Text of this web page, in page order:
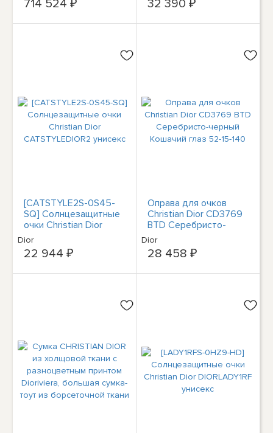
714 524 ₽ 32 390 ₽
[CATSTYLE2S-0S45-
SQ] Солнцезащитные
очки Christian Dior
CATSTYLEDIOR2
унисекс
Dior
22 944 ₽
Оправа для очков
Christian Dior CD3769
BTD Серебристо-
черный Кошачий глаз
52-15-140
Dior
28 458 ₽